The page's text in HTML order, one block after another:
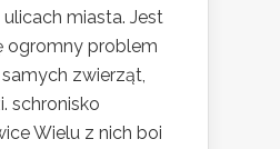
miasta. Jest
ogromny problem
zwierząt,
schronisko
Wielu z nich boi